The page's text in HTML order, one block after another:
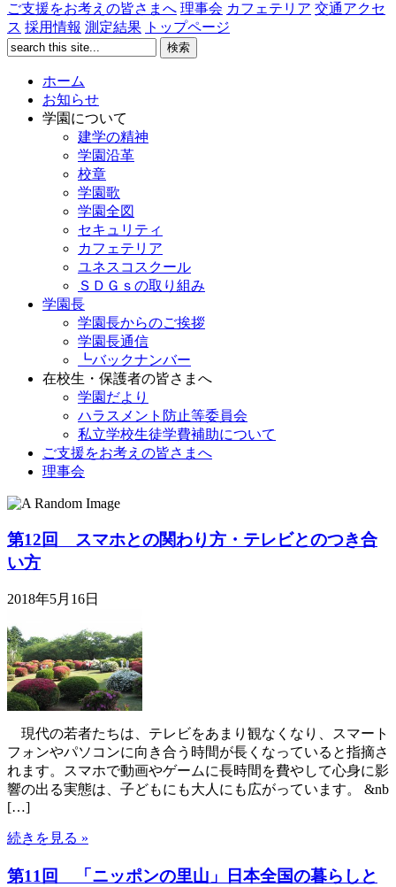
ご支援をお考えの皆さまへ 理事会 カフェテリア 交通アクセ
ス 採用情報 測定結果 トップページ
ホーム
お知らせ
学園について
建学の精神
学園沿革
校章
学園歌
学園全図
セキュリティ
カフェテリア
ユネスコスクール
ＳＤＧｓの取り組み
学園長
学園長からのご挨拶
学園長通信
┗バックナンバー
在校生・保護者の皆さまへ
学園だより
ハラスメント防止等委員会
私立学校生徒学費補助について
ご支援をお考えの皆さまへ
理事会
第12回 スマホとの関わり方・テレビとのつき合
い方
2018年5月16日
現代の若者たちは、テレビをあまり観なくなり、スマート
フォンやパソコンに向き合う時間が長くなっていると指摘さ
れます。スマホで動画やゲームに長時間を費やして心身に影
響の出る実態は、子どもにも大人にも広がっています。 &nb
[…]
続きを見る »
第11回 「ニッポンの里山」日本全国の暮らしと